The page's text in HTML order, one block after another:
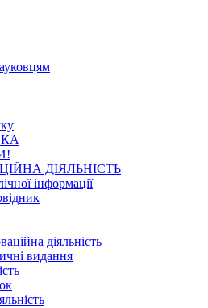
ДІЯЛЬНІСТЬ
інформації
діяльність
видання